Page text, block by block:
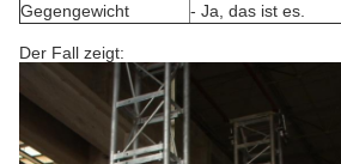
Gegengewicht
- Ja, das ist es.
Der Fall zeigt: